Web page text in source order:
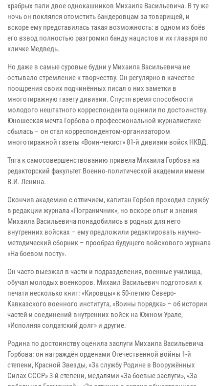
храбрых пали двое однокашников Михаила Васильевича. В ту же
ночь он поклялся отомстить бандеровцам за товарищей, и
вскоре ему представилась такая возможность: в одном из боёв
его взвод полностью разгромил банду нацистов и их главаря по
кличке Медведь.
Но даже в самые суровые будни у Михаила Васильевича не
остывало стремление к творчеству. Он регулярно в качестве
поощрения своих подчинённых писал о них заметки в
многотиражную газету дивизии. Спустя время способности
молодого нештатного корреспондента оценили по достоинству.
Юношеская мечта Горбова о профессиональной журналистике
сбылась – он стал корреспондентом-организатором
многотиражной газеты «Воин-чекист» 81-й дивизии войск НКВД.
Тяга к самосовершенствованию привела Михаила Горбова на
редакторский факультет Военно-политической академии имени
В.И. Ленина.
Окончив академию с отличием, капитан Горбов проходил службу
в редакции журнала «Пограничник», но вскоре опыт и знания
Михаила Васильевича понадобились в родных для него
внутренних войсках – ему предложили редактировать научно-
методический сборник – прообраз будущего войскового журнала
«На боевом посту».
Он часто выезжал в части и подразделения, военные училища,
обучал молодых военкоров. Михаил Васильевич подготовил к
печати несколько книг: «Кировцы» к 50-летию Северо-
Кавказского военного института, «Воины порядка» – об истории
частей и соединений внутренних войск на Южном Урале,
«Исполняя солдатский долг» и другие.
Родина по достоинству оценила заслуги Михаила Васильевича
Горбова: он награждён орденами Отечественной войны 1-й
степени, Красной Звезды, «За службу Родине в Вооружённых
Силах СССР» 3-й степени, медалями «За боевые заслуги», «За